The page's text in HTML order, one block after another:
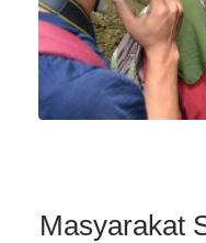
Learn More
Masyarakat